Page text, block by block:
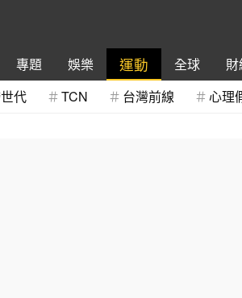
專題 娛樂 運動 全球
代 TCN 台灣前線 心理